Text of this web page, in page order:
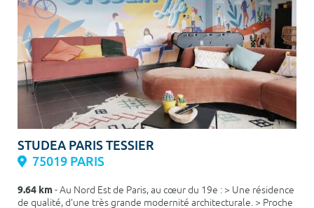
STUDEA PARIS TESSIER
75019 PARIS
9.64 km- Au Nord Est de Paris, au cœur du 19e : > Une résidence
de qualité, d’une très grande modernité architecturale. > Proche